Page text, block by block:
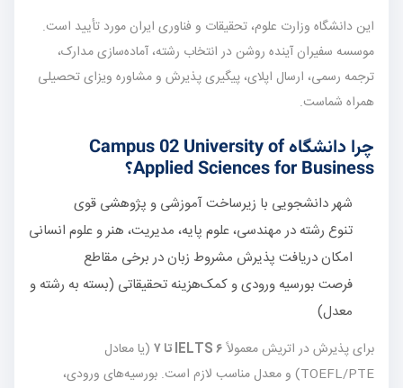
این دانشگاه وزارت علوم، تحقیقات و فناوری ایران مورد تأیید است.
موسسه سفیران آینده روشن در انتخاب رشته، آماده‌سازی مدارک،
ترجمه رسمی، ارسال اپلای، پیگیری پذیرش و مشاوره ویزای تحصیلی
همراه شماست.
چرا دانشگاه Campus 02 University of
Applied Sciences for Business؟
شهر دانشجویی با زیرساخت آموزشی و پژوهشی قوی
تنوع رشته در مهندسی، علوم پایه، مدیریت، هنر و علوم انسانی
امکان دریافت پذیرش مشروط زبان در برخی مقاطع
فرصت بورسیه ورودی و کمک‌هزینه تحقیقاتی (بسته به رشته و
معدل)
برای پذیرش در اتریش معمولاًIELTS ۶ تا ۷
(یا معادل
TOEFL/PTE) و معدل مناسب لازم است. بورسیه‌های ورودی،